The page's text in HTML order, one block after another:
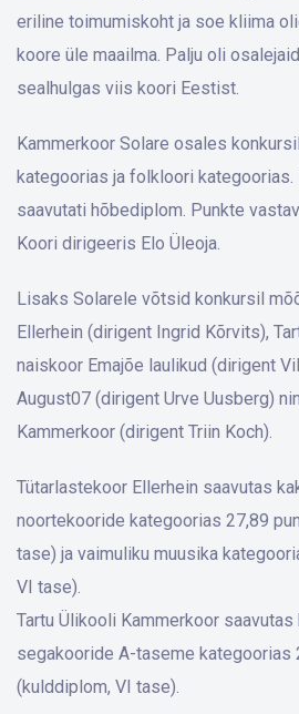
eriline toimumiskoht ja soe kliima
koore üle maailma. Palju oli
sealhulgas viis koori Eestist.
Kammerkoor Solare osales
kategoorias ja folkloori
saavutati hõbediplom. Punkte
Koori dirigeeris Elo Üleoja.
Lisaks Solarele võtsid konkursil
Ellerhein (dirigent Ingrid Kõrvits),
naiskoor Emajõe laulikud (dirigent
August07 (dirigent Urve Uusberg)
Kammerkoor (dirigent Triin Koch).
Tütarlastekoor Ellerhein saavutas
noortekooride kategoorias 27,89
tase) ja vaimuliku muusika
VI tase).
Tartu Ülikooli Kammerkoor
segakooride A-taseme kategoorias
(kulddiplom, VI tase).